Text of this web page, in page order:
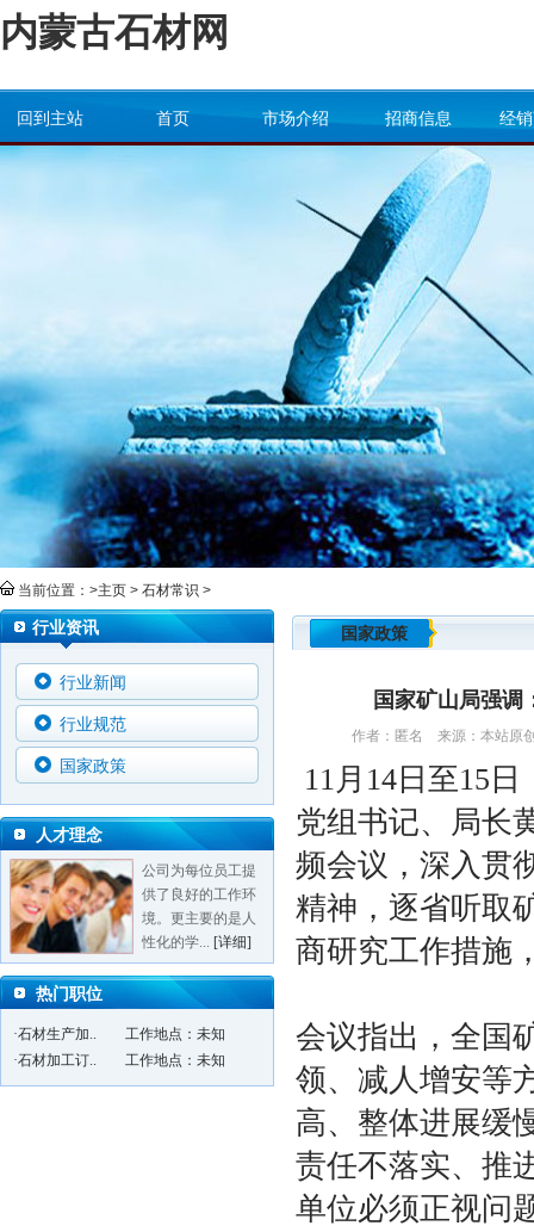
内蒙古石材网
回到主站 首页 市场介绍 招商信息 经
当前位置：>主页 > 石材常识 >
行业资讯
行业新闻
行业规范
国家政策
人才理念
公司为每位员工提
供了良好的工作环
境。更主要的是人
性化的学... [详细]
热门职位
·石材生产加..
工作地点：未知
·石材加工订..
工作地点：未知
国家政策
国家矿山局强调
作者：匿名 来源：本站原
11月14日至15
党组书记、局长
频会议，深入贯
精神，逐省听取
商研究工作措施
会议指出，全国
领、减人增安等
高、整体进展缓
责任不落实、推
单位必须正视问